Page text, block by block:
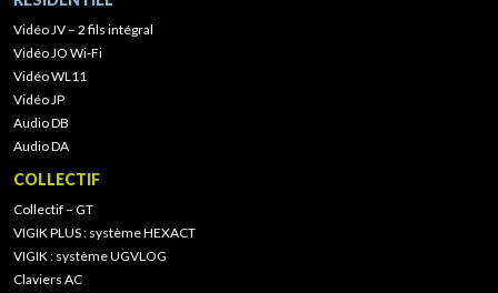
Vidéo JV – 2 fils intégral
Vidéo JO Wi-Fi
Vidéo WL11
Vidéo JP
Audio DB
Audio DA
COLLECTIF
Collectif – GT
VIGIK PLUS : système HEXACT
VIGIK : système UGVLOG
Claviers AC